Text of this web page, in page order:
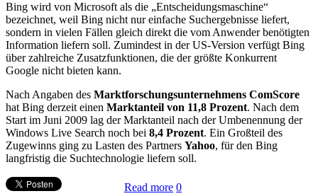
Bing wird von Microsoft als die „Entscheidungsmaschine“
bezeichnet, weil Bing nicht nur einfache Suchergebnisse liefert,
sondern in vielen Fällen gleich direkt die vom Anwender benötigten
Information liefern soll. Zumindest in der US-Version verfügt Bing
über zahlreiche Zusatzfunktionen, die der größte Konkurrent
Google nicht bieten kann.
Nach Angaben des Marktforschungsunternehmens ComScore
hat Bing derzeit einen Marktanteil von 11,8 Prozent. Nach dem
Start im Juni 2009 lag der Marktanteil nach der Umbenennung der
Windows Live Search noch bei 8,4 Prozent. Ein Großteil des
Zugewinns ging zu Lasten des Partners Yahoo, für den Bing
langfristig die Suchtechnologie liefern soll.
Read more 0